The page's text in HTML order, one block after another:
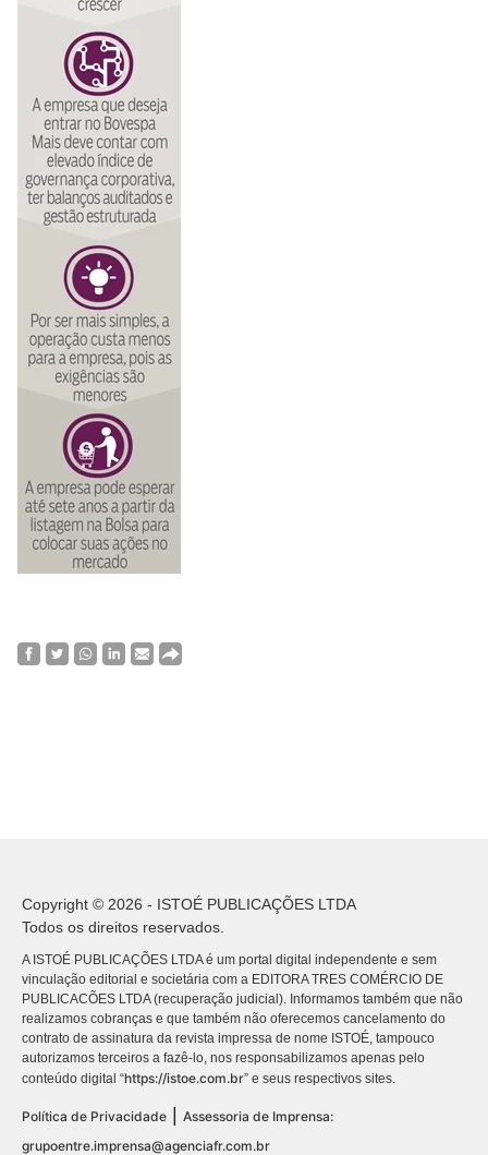
Copyright © 2026 - ISTOÉ PUBLICAÇÕES LTDA
Todos os direitos reservados.
A ISTOÉ PUBLICAÇÕES LTDA é um portal digital independente e sem
vinculação editorial e societária com a EDITORA TRES COMÉRCIO DE
PUBLICACÕES LTDA (recuperação judicial). Informamos também que não
realizamos cobranças e que também não oferecemos cancelamento do
contrato de assinatura da revista impressa de nome ISTOÉ, tampouco
autorizamos terceiros a fazê-lo, nos responsabilizamos apenas pelo
conteúdo digital “https://istoe.com.br” e seus respectivos sites.
Política de Privacidade | Assessoria de Imprensa:
grupoentre.imprensa@agenciafr.com.br